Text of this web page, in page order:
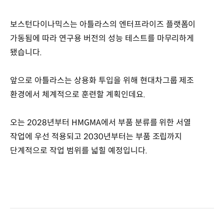
보스턴다이나믹스는 아틀라스의 엔터프라이즈 플랫폼이
가동됨에 따라 연구용 버전의 성능 테스트를 마무리하게
됐습니다.
앞으로 아틀라스는 상용화 투입을 위해 현대차그룹 제조
환경에서 체계적으로 훈련할 계획인데요.
오는 2028년부터 HMGMA에서 부품 분류를 위한 서열
작업에 우선 적용되고 2030년부터는 부품 조립까지
단계적으로 작업 범위를 넓힐 예정입니다.